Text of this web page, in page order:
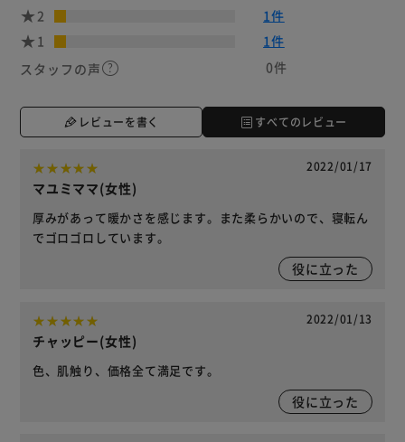
2
1件
1
1件
スタッフの声
0件
レビューを書く すべてのレビュー
2022/01/17
マユミママ(女性)
厚みがあって暖かさを感じます。また柔らかいので、寝転ん
でゴロゴロしています。
役に立った
2022/01/13
チャッピー(女性)
色、肌触り、価格全て満足です。
役に立った